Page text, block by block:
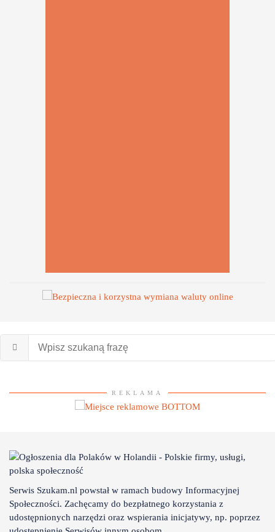
REKLAMA
Serwis Szukam.nl powstał w ramach budowy Informacyjnej
Społeczności. Zachęcamy do bezpłatnego korzystania z
udostępnionych narzędzi oraz wspierania inicjatywy, np. poprzez